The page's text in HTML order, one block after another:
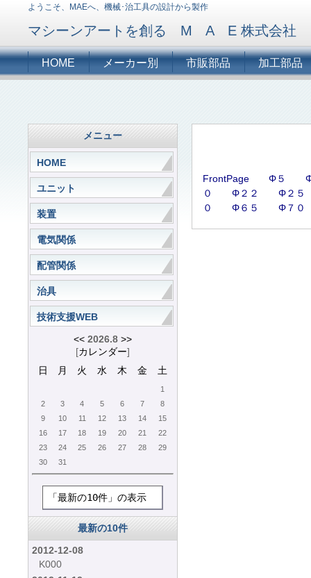
ようこそ、MAEへ、機械･治工具の設計から製作
マシーンアートを創る M A E 株式会社
HOME メーカー別 市販部品 加工部品
FrontPage Φ５
０
Φ２２
Φ２５
０
Φ６５ Φ７０
メニュー
HOME
ユニット
装置
電気関係
配管関係
治具
技術支援WEB
<< 2026.8 >>
[カレンダー]
日
月 火 水 木 金 土
1
2
3 4 5 6 7
8
9
10 11 12 13 14
15
16
17 18 19 20 21
22
23
24 25 26 27 28
29
30
31
「最新の10件」の表示
最新の10件
2012-12-08
K000